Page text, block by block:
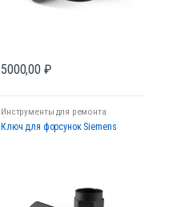
5000,00 ₽
Инструменты для ремонта
форсунок
Ключ для форсунок Siemens